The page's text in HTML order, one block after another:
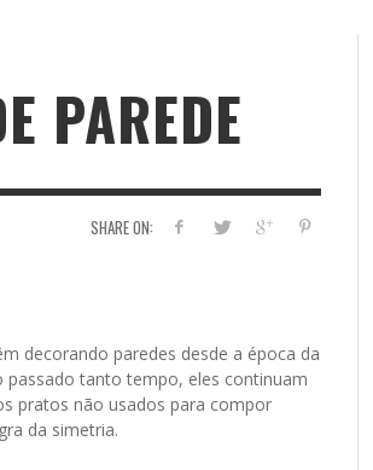
PAREDE
SHARE ON:
decorando paredes desde a época da
passado tanto tempo, eles continuam
pratos não usados para compor
da simetria.